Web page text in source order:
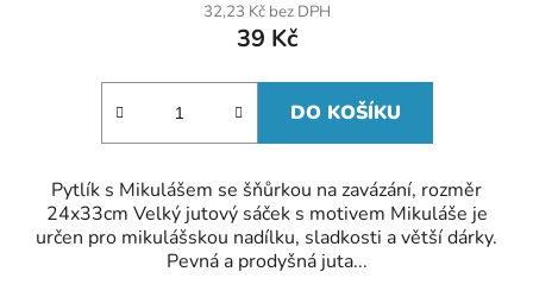
32,23 Kč bez DPH
39 Kč
DO KOŠÍKU
Pytlík s Mikulášem se šňůrkou na zavázání, rozměr
24x33cm Velký jutový sáček s motivem Mikuláše je
určen pro mikulášskou nadílku, sladkosti a větší dárky.
Pevná a prodyšná juta...